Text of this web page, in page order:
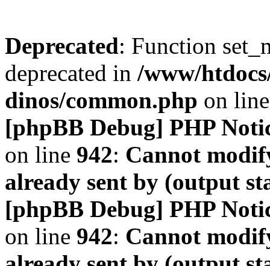
Deprecated: Function
deprecated in /www/
dinos/common.php on
[phpBB Debug] PHP
on line 942: Cannot
already sent by (output
[phpBB Debug] PHP
on line 942: Cannot